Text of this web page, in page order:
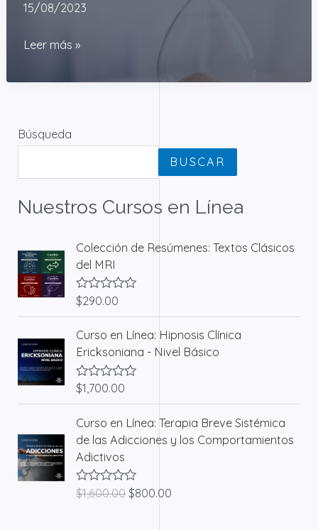
15/08/2023
Los
Modelos
la
Terapia
Leer más »
Búsqueda
BUSCAR
Nuestros Cursos en Línea
Colección de Resúmenes: Textos Clásicos
del MRI
V
o
r
a
d
o
c
o
0
d
e
5
$290.00
Curso en Línea: Hipnosis Clínica
Ericksoniana - Nivel Básico
V
o
a
d
o
c
o
n
$1,700.00
Curso en Línea: Terapia Breve Sistémica
de las Adicciones y los Comportamientos
Adictivos
V
$1,600.00
E
r
e
c
$800.00
p